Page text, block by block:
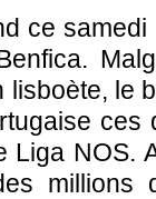
ce
le
ces
NOS.
millions